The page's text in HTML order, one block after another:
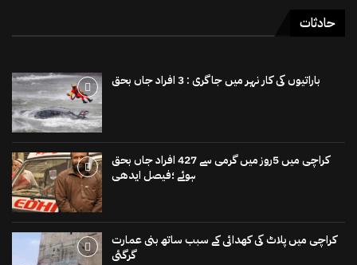
حادثات
باراتیوں کی کار نہر میں جاگری : 3 افراد جاں بحق
کراچی میں 5روز میں گرمی سے 427 افراد جاں بحق
ہوئے ؛فیصل ایدھی
کراچی میں پلاٹ کی کھدائی کے سبب ساتھ بنی عمارت
گرگئی